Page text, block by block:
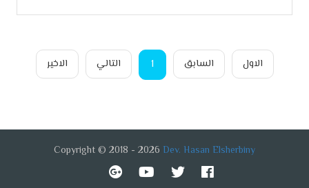
الاول السابق 1
(CURRENT) التالي الاخير
Copyright © 2018 - 2026 Dev. Hasan Elsherbiny